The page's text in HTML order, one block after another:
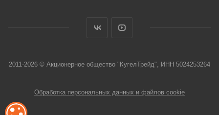
2011-2026 © Акционерное общество "КугелТрейд", ИНН 5024253264
Обработка персональных данных и файлов cookie